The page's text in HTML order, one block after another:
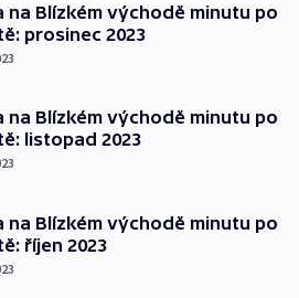
na Blízkém východě minutu po
prosinec 2023
na Blízkém východě minutu po
listopad 2023
na Blízkém východě minutu po
říjen 2023